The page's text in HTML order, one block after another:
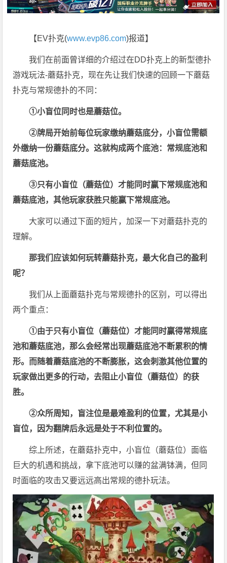
【EV扑克(www.evp86.com)报道】
我们在前面曾详细的介绍过在DD扑克上的新型德扑
游戏玩法-蘑菇扑克，现在先让我们快速的回顾一下蘑菇
扑克与常规德扑的不同：
①小盲位同时也是蘑菇位。
②牌局开始前每位玩家缴纳蘑菇底分，小盲位需额
外缴纳一份蘑菇底分。这就构成两个底池：常规底池和
蘑菇底池。
③只有小盲位（蘑菇位）才能同时赢下常规底池和
蘑菇底池，其他玩家获胜只能赢下常规底池。
大家可以通过下面的短片，加深一下对蘑菇扑克的
理解。
那我们应该如何玩转蘑菇扑克，最大化自己的盈利
呢？
我们从上面蘑菇扑克与常规德扑的区别，可以得出
两个重点：
①由于只有小盲位（蘑菇位）才能同时赢得常规底
池和蘑菇底池，那么会经常出现蘑菇底池不断累积的情
形。而随着蘑菇底池的不断膨胀，这会刺激其他位置的
玩家做出更多的行动，去阻止小盲位（蘑菇位）的获
胜。
②众所周知，盲注位是最难盈利的位置，尤其是小
盲位，因为翻牌后永远是处于不利位置的。
综上所述，在蘑菇扑克中，小盲位（蘑菇位）面临
巨大的机遇和挑战，拿下底池可以赚的盆满钵满，但同
时面临的攻击又要远远高出常规的德扑玩法。